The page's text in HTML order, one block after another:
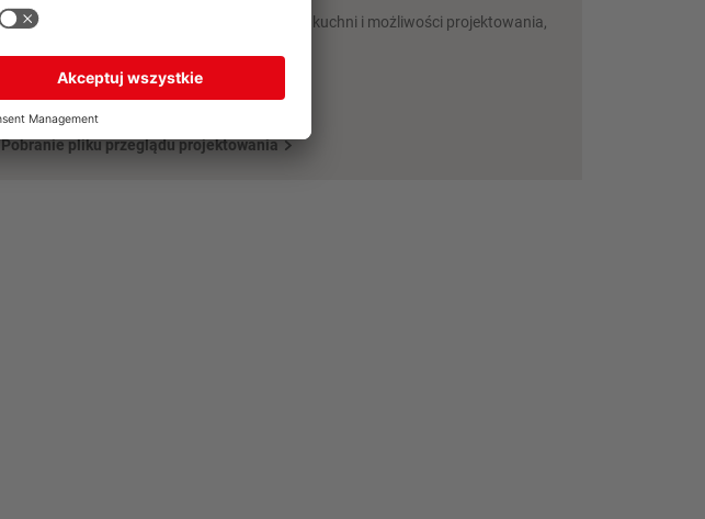
Odkryj różnorodność naszej aktualnej kolekcji kuchni i możliwości projektowania,
Pobranie pliku przeglądu projektowania